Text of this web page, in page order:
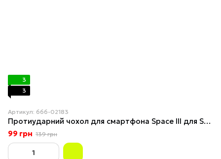
3
3
Артикул: 666-02183
Протиударний чохол для смартфона Space III для Samsung Galaxy S24 Ultra Dark Purple
99 грн 139 грн